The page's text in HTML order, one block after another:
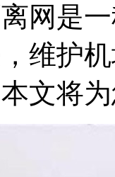
网是
维护
文将